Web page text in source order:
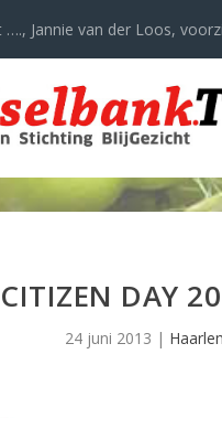
…., Jannie van der Loos,
CITIZEN DAY
24 juni 2013 |